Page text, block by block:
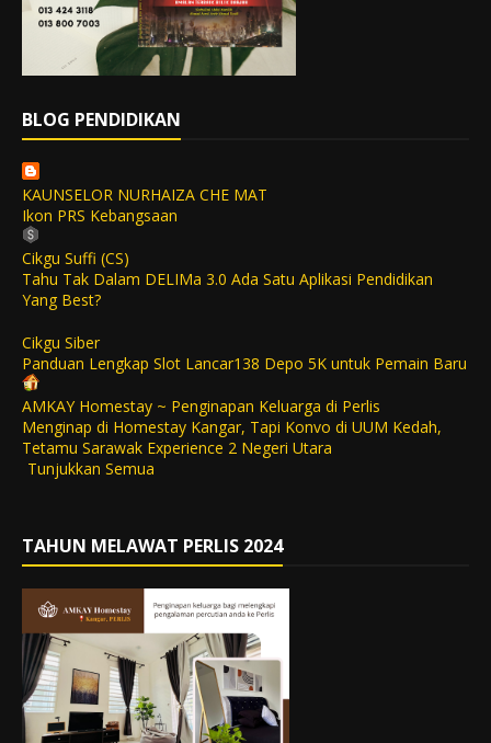
BLOG PENDIDIKAN
KAUNSELOR NURHAIZA CHE MAT
Ikon PRS Kebangsaan
Cikgu Suffi (CS)
Tahu Tak Dalam DELIMa 3.0 Ada Satu Aplikasi Pendidikan
Yang Best?
Cikgu Siber
Panduan Lengkap Slot Lancar138 Depo 5K untuk Pemain Baru
AMKAY Homestay ~ Penginapan Keluarga di Perlis
Menginap di Homestay Kangar, Tapi Konvo di UUM Kedah,
Tetamu Sarawak Experience 2 Negeri Utara
Tunjukkan Semua
TAHUN MELAWAT PERLIS 2024